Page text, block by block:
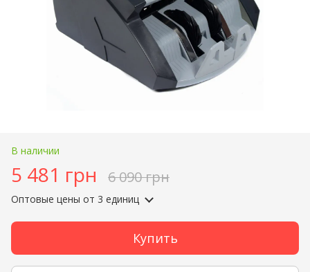
В наличии
5 481 грн 6 090 грн
Оптовые цены от 3 единиц
Купить